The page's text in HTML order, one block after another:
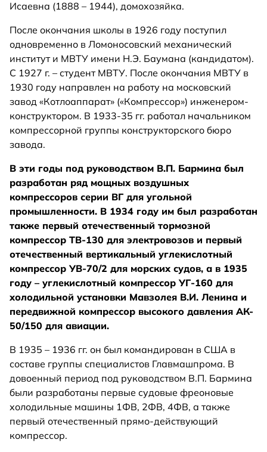
Исаевна (1888 – 1944), домохозяйка.
После окончания школы в 1926 году поступил
одновременно в Ломоносовский механический
институт и МВТУ имени Н.Э. Баумана (кандидатом).
С 1927 г. – студент МВТУ. После окончания МВТУ в
1930 году направлен на работу на московский
завод «Котлоаппарат» («Компрессор») инженером-
конструктором. В 1933-35 гг. работал начальником
компрессорной группы конструкторского бюро
завода.
В эти годы под руководством В.П. Бармина был
разработан ряд мощных воздушных
компрессоров серии ВГ для угольной
промышленности. В 1934 году им был разработан
также первый отечественный тормозной
компрессор ТВ-130 для электровозов и первый
отечественный вертикальный углекислотный
компрессор УВ-70/2 для морских судов, а в 1935
году – углекислотный компрессор УГ-160 для
холодильной установки Мавзолея В.И. Ленина и
передвижной компрессор высокого давления АК-
50/150 для авиации.
В 1935 – 1936 гг. он был командирован в США в
составе группы специалистов Главмашпрома. В
довоенный период под руководством В.П. Бармина
были разработаны первые судовые фреоновые
холодильные машины 1ФВ, 2ФВ, 4ФВ, а также
первый отечественный прямо-действующий
компрессор.